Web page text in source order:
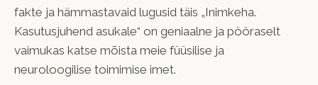
fakte ja hämmastavaid lugusid täis „Inimkeha.
Kasutusjuhend asukale“ on geniaalne ja pööraselt
vaimukas katse mõista meie füüsilise ja
neuroloogilise toimimise imet.